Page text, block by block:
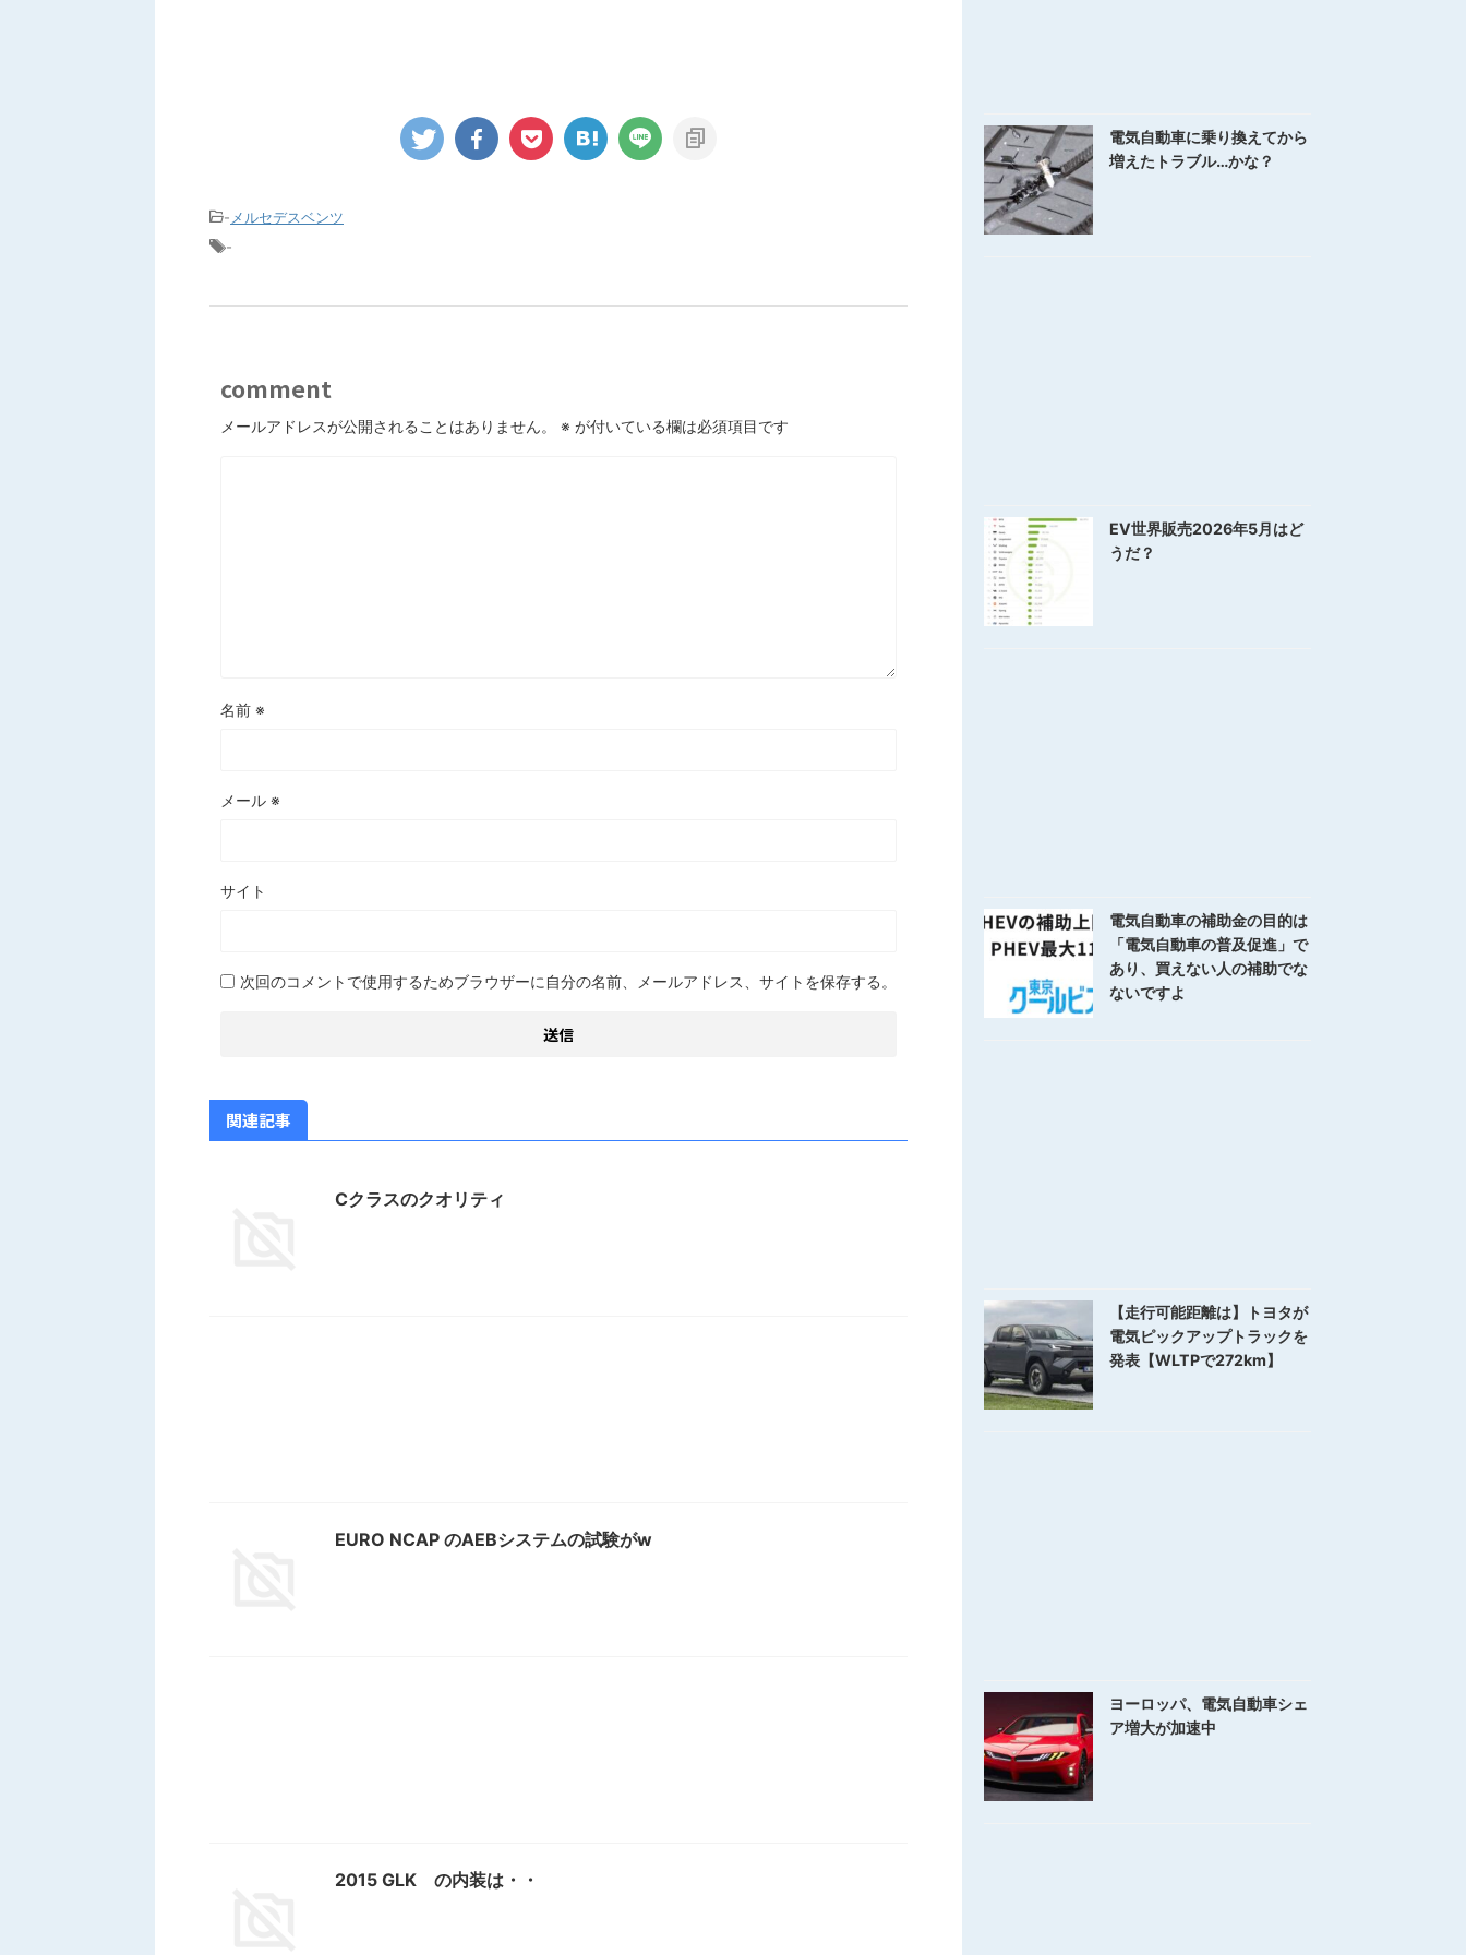
- メルセデスベンツ
-
comment
メールアドレスが公開されることはありません。 ※ が付いている欄は必須項目です
名前 ※
メール ※
サイト
次回のコメントで使用するためブラウザーに自分の名前、メールアドレス、サイトを保存する。
関連記事
Cクラスのクオリティ
EURO NCAP のAEBシステムの試験がw
2015 GLK の内装は・・
電気自動車に乗り換えてから
増えたトラブル…かな？
EV世界販売2026年5月はど
うだ？
電気自動車の補助金の目的は
「電気自動車の普及促進」で
あり、買えない人の補助でな
ないですよ
【走行可能距離は】トヨタが
電気ピックアップトラックを
発表【WLTPで272km】
ヨーロッパ、電気自動車シェ
ア増大が加速中